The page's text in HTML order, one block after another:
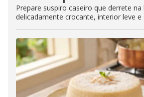
Prepare suspiro caseiro que derrete
delicadamente crocante, interior leve